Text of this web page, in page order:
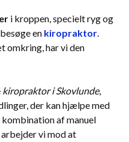
i kroppen, specielt ryg og
en kiropraktor.
omkring, har vi den
kiropraktor i Skovlunde,
der kan hjælpe med
kombination af manuel
vi mod at